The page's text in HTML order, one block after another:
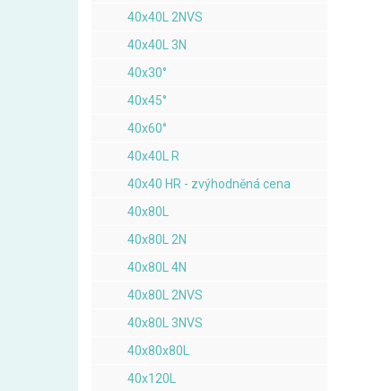
40x40L 2NVS
40x40L 3N
40x30°
40x45°
40x60°
40x40L R
40x40 HR - zvýhodněná cena
40x80L
40x80L 2N
40x80L 4N
40x80L 2NVS
40x80L 3NVS
40x80x80L
40x120L